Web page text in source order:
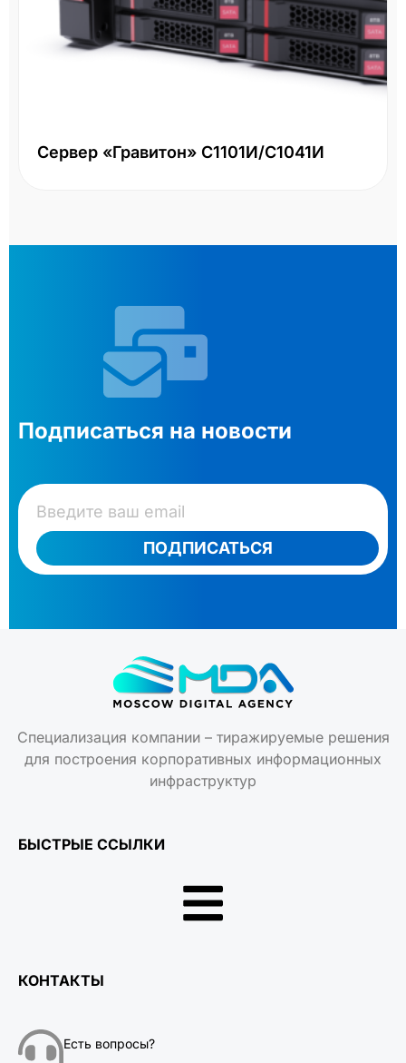
Сервер «Гравитон» С1101И/С1041И
Подписаться на новости
ПОДПИСАТЬСЯ
Специализация компании – тиражируемые решения
для построения корпоративных информационных
инфраструктур
БЫСТРЫЕ ССЫЛКИ
КОНТАКТЫ
Есть вопросы?